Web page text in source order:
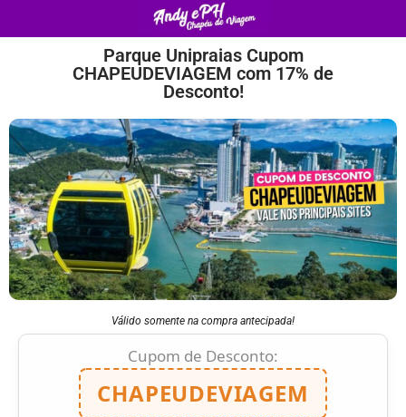
Parque Unipraias Cupom
CHAPEUDEVIAGEM com 17% de
Desconto!
Válido somente na compra antecipada!
Cupom de Desconto:
CHAPEUDEVIAGEM